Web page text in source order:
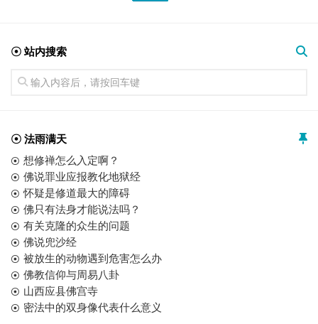
☉ 站内搜索
☉ 法雨满天
想修禅怎么入定啊？
佛说罪业应报教化地狱经
怀疑是修道最大的障碍
佛只有法身才能说法吗？
有关克隆的众生的问题
佛说兜沙经
被放生的动物遇到危害怎么办
佛教信仰与周易八卦
山西应县佛宫寺
密法中的双身像代表什么意义